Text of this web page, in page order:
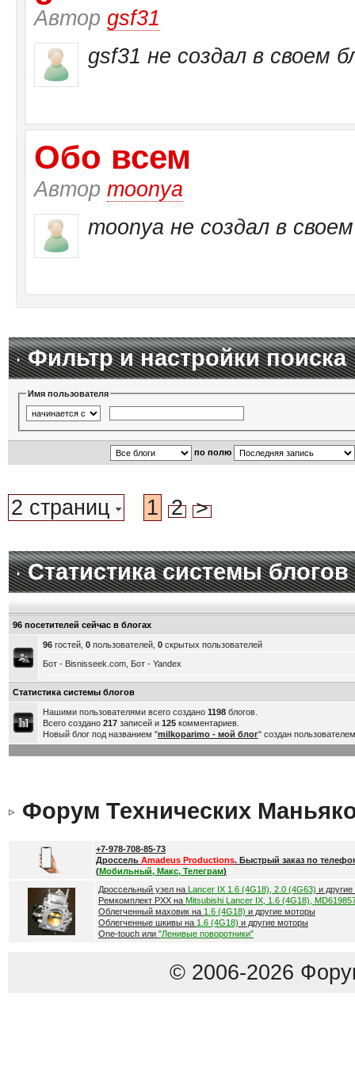
Автор gsf31
gsf31 не создал в своем
Обо всем
Автор moonya
moonya не создал в
Фильтр и настройки поиска
Имя пользователя
по полю
2 страниц 1 2 >
Статистика системы блогов
96 посетителей сейчас в блогах
96гостей, 0пользователей, 0скрытых пользователей
Бот - Bisnisseek.com, Бот - Yandex
Статистика системы блогов
Нашими пользователями всего создано 1198блогов.
Всего создано 217записей и 125комментариев.
Новый блог под названием "milkoparimo - мой блог" создан
Форум Технических
+7-978-708-85-73
Дроссель Amadeus Productions. Быстрый заказ по
(Мобильный, Макс, Телеграм)
Дроссельный узел на Lancer IX 1.6 (4G18), 2.0 (4G63) и
Ремкомплект РХХ на Mitsubishi Lancer IX, 1.6 (4G18),
Облегченный маховик на 1.6 (4G18) и другие моторы
Облегченные шкивы на 1.6 (4G18) и другие моторы
One-touch или "Ленивые поворотники"
© 2006-2026